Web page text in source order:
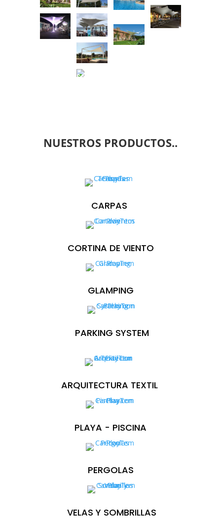
NUESTROS PRODUCTOS..
CARPAS
CORTINA DE VIENTO
GLAMPING
PARKING SYSTEM
ARQUITECTURA TEXTIL
PLAYA - PISCINA
PERGOLAS
VELAS Y SOMBRILLAS